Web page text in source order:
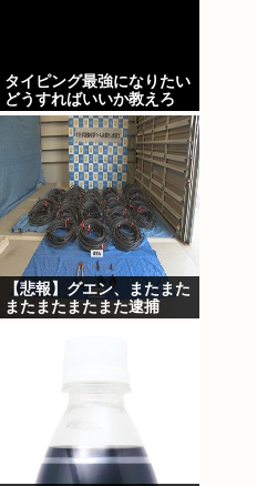
タイピング最強になりたい
どうすればいいか教えろ
【悲報】グエン、またまた
またまたまたまた逮捕